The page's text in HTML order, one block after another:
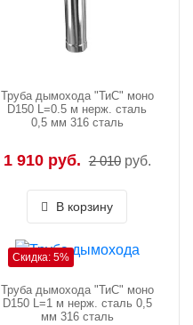
Труба дымохода "ТиС" моно
D150 L=0.5 м нерж. сталь
0,5 мм 316 сталь
1 910 руб. 2 010 руб.
В корзину
Скидка: 5%
Труба дымохода "ТиС" моно
D150 L=1 м нерж. сталь 0,5
мм 316 сталь